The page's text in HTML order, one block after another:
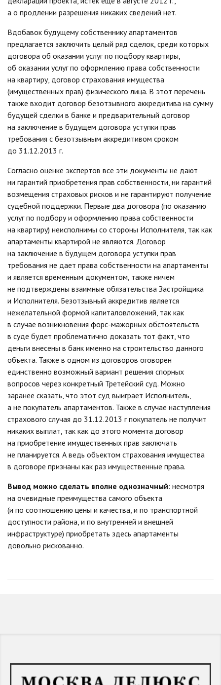
а о продлении разрешения никаких сведений нет.
Вдобавок будущему собственнику апартаментов
предлагается заключить целый ряд сделок, среди которых
договора об оказании услуг по подбору квартиры,
об оказании услуг по оформлению права собственности
на квартиру, договор страхования имущества
(имущественных прав) физического лица. В этот перечень
также входит договор безотзывного аккредитива на сумму
будущей сделки в банке и предварительный договор
на заключение в будущем договора уступки прав
требования с безотзывным аккредитивом сроком
до 31.12.2013 г.
Согласно оценке экспертов все эти документы не дают
ни гарантий приобретения прав собственности, ни гарантий
возмещения страховых рисков и не гарантируют получение
судебной поддержки. Первые два договора (по оказанию
услуг по подбору и оформлению права собственности
на квартиру) неисполнимы со стороны Исполнителя, так как
апартаменты квартирой не являются. Договор
на заключение в будущем договора уступки прав
требования не дает права собственности на апартаменты
и является временным документом, также ничем
не подтверждены взаимные обязательства Застройщика
и Исполнителя. Безотзывный аккредитив является
нежелательной формой капиталовложений, так как
в случае возникновения форс-мажорных обстоятельств
в суде будет проблематично доказать тот факт, что
деньги внесены в банк именно на строительство данного
объекта. Также в одном из договоров оговорен
единственно возможный вариант решения спорных
вопросов через конкретный Третейский суд. Можно
заранее сказать, что этот суд выиграет Исполнитель,
а не покупатель апартаментов. Также в случае наступления
страхового случая до 31.12.2013 г покупатель не получит
никаких выплат, так как до этого момента договор
на приобретение имущественных прав заключать
не планируется. А ведь объектом страхования имущества
в договоре признаны как раз имущественные права.
Вывод можно сделать вполне однозначный: несмотря
на очевидные преимущества самого объекта
(и по соотношению цены и качества, и по транспортной
доступности района, и по внутренней и внешней
инфраструктуре) приобретать здесь апартаменты
довольно рискованно.